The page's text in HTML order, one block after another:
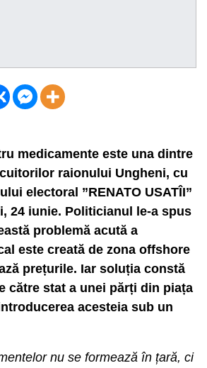
medicamente este una dintre
raionului Ungheni, cu
electoral ”RENATO USATÎI”
24 iunie. Politicianul le-a spus
problemă acută a
este creată de zona offshore
prețurile. Iar soluția constă
către stat a unei părți din piața
acesteia sub un
nu se formează în țară, ci